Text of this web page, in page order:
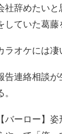
社辞めたい
していた葛
ラオケには
告連絡相談が
。
【バーロー】